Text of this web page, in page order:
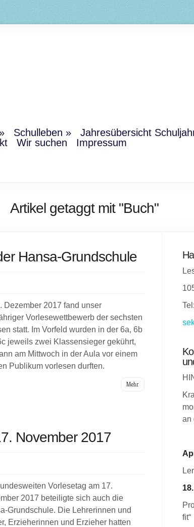
Schulleben Jahresübersicht
Wir suchen Impressum
Artikel getaggt mit "Buch"
Hansa-Grundschule
Dezember 2017 fand unser
Vorlesewettbewerb der sechsten
statt. Im Vorfeld wurden in der 6a, 6b
jeweils zwei Klassensieger gekührt,
am Mittwoch in der Aula vor einem
Publikum vorlesen durften.
Mehr
November 2017
Vorlesetag am 17.
2017 beteiligte sich auch die
Grundschule. Die Lehrerinnen und
Erzieherinnen und Erzieher hatten
an
fit“